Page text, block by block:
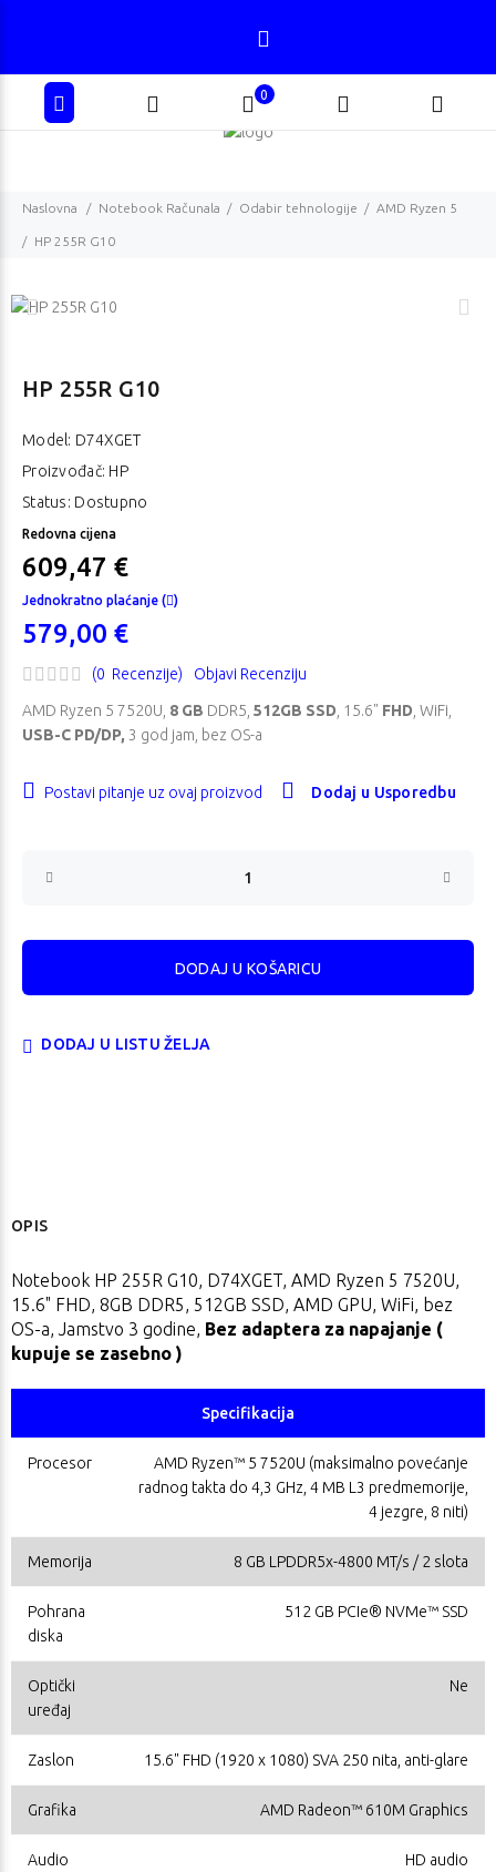
0
Naslovna Notebook Računala Odabir tehnologije AMD Ryzen 5
HP 255R G10
HP 255R G10
Model: D74XGET
Proizvođač: HP
Status: Dostupno
Redovna cijena
609,47 €
Jednokratno plaćanje ( )
579,00 €
(0 Recenzije) Objavi Recenziju
AMD Ryzen 5 7520U, 8 GB DDR5, 512GB SSD , 15.6" FHD , WiFi,
USB-C PD/DP, 3 god jam, bez OS-a
Postavi pitanje uz ovaj proizvod Dodaj u Usporedbu
DODAJ U LISTU ŽELJA
OPIS
Notebook HP 255R G10, D74XGET, AMD Ryzen 5 7520U,
15.6" FHD, 8GB DDR5, 512GB SSD, AMD GPU, WiFi, bez
OS-a, Jamstvo 3 godine, Bez adaptera za napajanje (
kupuje se zasebno )
Specifikacija
Procesor
AMD Ryzen™ 5 7520U (maksimalno povećanje
radnog takta do 4,3 GHz, 4 MB L3 predmemorije,
4 jezgre, 8 niti)
Memorija 8 GB LPDDR5x-4800 MT/s / 2 slota
Pohrana
diska
512 GB PCIe® NVMe™ SSD
Optički
uređaj
Ne
Zaslon 15.6" FHD (1920 x 1080) SVA 250 nita, anti-glare
Grafika AMD Radeon™ 610M Graphics
Audio HD audio